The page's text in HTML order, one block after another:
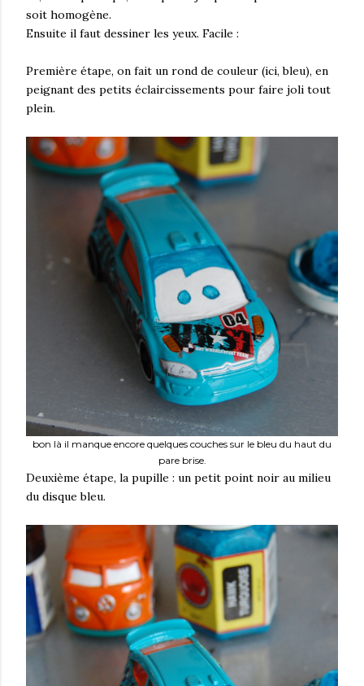
soit homogène.
Ensuite il faut dessiner les yeux. Facile :
Première étape, on fait un rond de couleur (ici, bleu), en
peignant des petits éclaircissements pour faire joli tout
plein.
bon là il manque encore quelques couches sur le bleu du haut du
pare brise.
Deuxième étape, la pupille : un petit point noir au milieu
du disque bleu.